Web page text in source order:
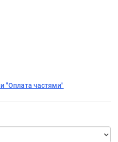
"Оплата частями"